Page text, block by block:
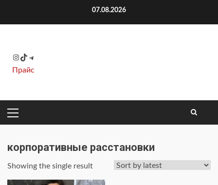
07.08.2026
Instagram
TikTok
Telegram
Прайс
ОСНОВНОЕ
МЕНЮ
корпоративные расстановки
Showing the single result